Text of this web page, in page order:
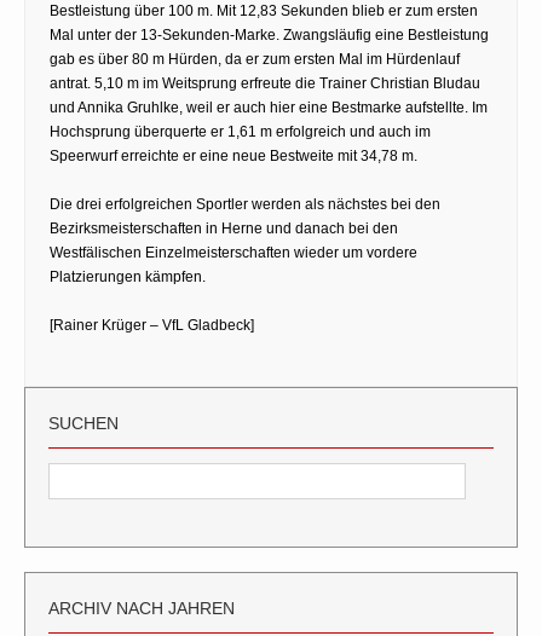
Bestleistung über 100 m. Mit 12,83 Sekunden blieb er zum ersten
Mal unter der 13-Sekunden-Marke. Zwangsläufig eine Bestleistung
gab es über 80 m Hürden, da er zum ersten Mal im Hürdenlauf
antrat. 5,10 m im Weitsprung erfreute die Trainer Christian Bludau
und Annika Gruhlke, weil er auch hier eine Bestmarke aufstellte. Im
Hochsprung überquerte er 1,61 m erfolgreich und auch im
Speerwurf erreichte er eine neue Bestweite mit 34,78 m.
Die drei erfolgreichen Sportler werden als nächstes bei den
Bezirksmeisterschaften in Herne und danach bei den
Westfälischen Einzelmeisterschaften wieder um vordere
Platzierungen kämpfen.
[Rainer Krüger – VfL Gladbeck]
SUCHEN
ARCHIV NACH JAHREN